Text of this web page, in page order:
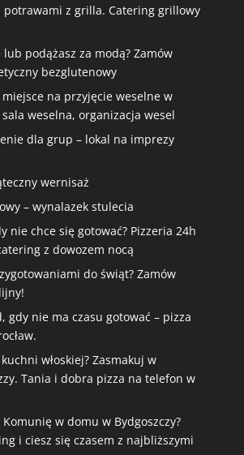
potrawami z grilla. Catering grillowy
lub podążasz za modą? Zamów
bezglutenowy
na przyjęcie weselne w
sala weselna, organizacja wesel
dla grup – lokal na imprezy
wernisaż
– wynalazek stulecia
nie chce się gotować? Pizzeria 24h
z dowozem nocą
do świąt? Zamów
gdy nie ma czasu gotować – pizza
włoskiej? Zasmakuj w
Tania i dobra pizza na telefon w
w domu w Bydgoszczy?
i ciesz się czasem z najbliższymi